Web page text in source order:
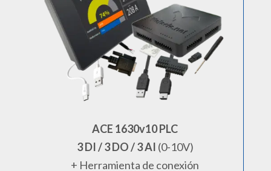
ACE 1630v10 PLC
3 DI / 3 DO / 3 AI (0-10V)
+ Herramienta de conexión